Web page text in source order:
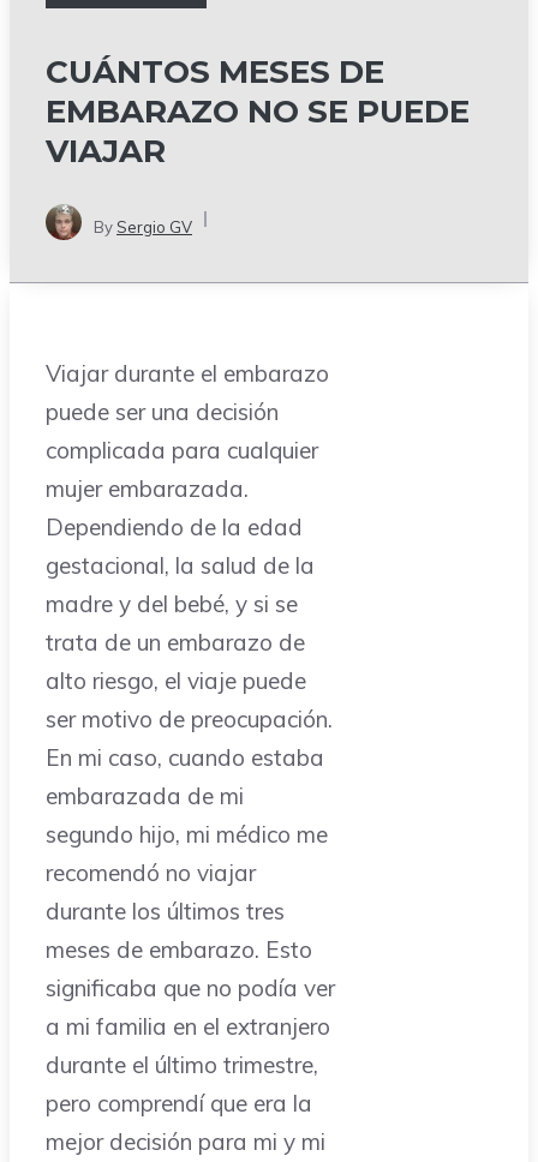
CUÁNTOS MESES DE
EMBARAZO NO SE PUEDE
VIAJAR
By Sergio GV
Viajar durante el embarazo
puede ser una decisión
complicada para cualquier
mujer embarazada.
Dependiendo de la edad
gestacional, la salud de la
madre y del bebé, y si se
trata de un embarazo de
alto riesgo, el viaje puede
ser motivo de preocupación.
En mi caso, cuando estaba
embarazada de mi
segundo hijo, mi médico me
recomendó no viajar
durante los últimos tres
meses de embarazo. Esto
significaba que no podía ver
a mi familia en el extranjero
durante el último trimestre,
pero comprendí que era la
mejor decisión para mi y mi